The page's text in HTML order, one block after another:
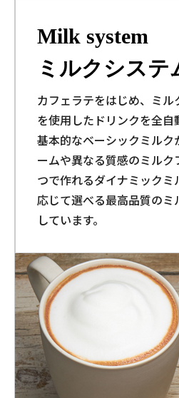
Milk system
ミルクシステ
カフェラテをはじめ、ミル
を使用したドリンクを全自
基本的なベーシックミルク
ームや異なる質感のミルク
つで作れるダイナミックミ
応じて選べる最高品質のミ
しています。